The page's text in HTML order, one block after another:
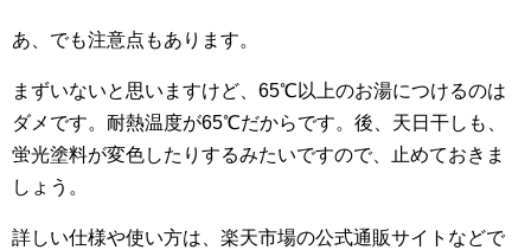
あ、でも注意点もあります。
まずいないと思いますけど、65℃以上のお湯につけるのは
ダメです。耐熱温度が65℃だからです。後、天日干しも、
蛍光塗料が変色したりするみたいですので、止めておきま
しょう。
詳しい仕様や使い方は、楽天市場の公式通販サイトなどで